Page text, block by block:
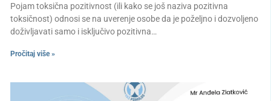
Pojam toksična pozitivnost (ili kako se još naziva pozitivna
toksičnost) odnosi se na uverenje osobe da je poželjno i dozvoljeno
doživljavati samo i isključivo pozitivna…
Pročitaj više »